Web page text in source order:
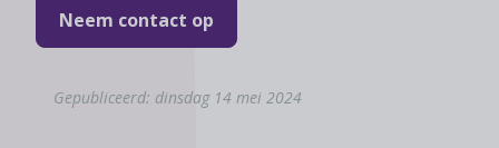
Neem contact op
Gepubliceerd: dinsdag 14 mei 2024